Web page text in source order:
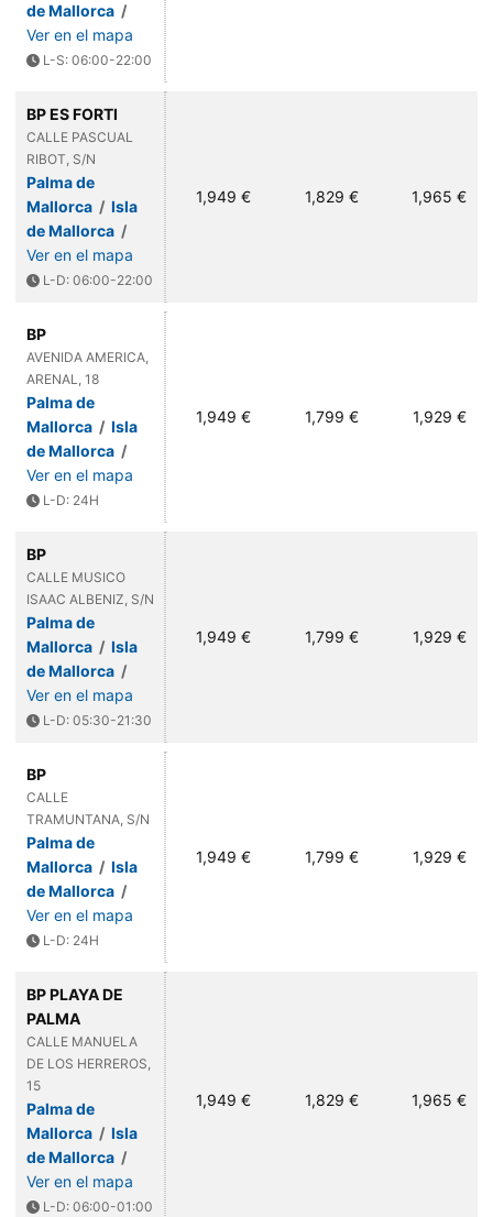
de Mallorca /
Ver en el mapa
L-S: 06:00-22:00
BP ES FORTI
CALLE PASCUAL
RIBOT, S/N
Palma de
Mallorca / Isla
de Mallorca /
Ver en el mapa
L-D: 06:00-22:00
1,949 € 1,829 € 1,965 €
BP
AVENIDA AMERICA,
ARENAL, 18
Palma de
Mallorca / Isla
de Mallorca /
Ver en el mapa
L-D: 24H
1,949 € 1,799 € 1,929 €
BP
CALLE MUSICO
ISAAC ALBENIZ, S/N
Palma de
Mallorca / Isla
de Mallorca /
Ver en el mapa
L-D: 05:30-21:30
1,949 € 1,799 € 1,929 €
BP
CALLE
TRAMUNTANA, S/N
Palma de
Mallorca / Isla
de Mallorca /
Ver en el mapa
L-D: 24H
1,949 € 1,799 € 1,929 €
BP PLAYA DE
PALMA
CALLE MANUELA
DE LOS HERREROS,
15
Palma de
Mallorca / Isla
de Mallorca /
Ver en el mapa
L-D: 06:00-01:00
1,949 € 1,829 € 1,965 €